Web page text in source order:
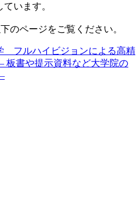
います。
のページをご覧ください。
フルハイビジョンによる高精
書や提示資料など大学院の